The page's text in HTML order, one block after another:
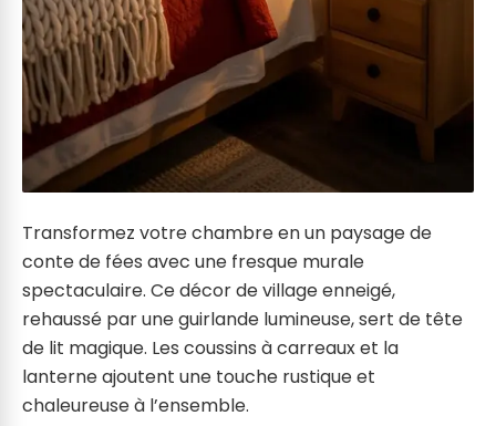
Transformez votre chambre en un paysage de
conte de fées avec une fresque murale
spectaculaire. Ce décor de village enneigé,
rehaussé par une guirlande lumineuse, sert de tête
de lit magique. Les coussins à carreaux et la
lanterne ajoutent une touche rustique et
chaleureuse à l’ensemble.